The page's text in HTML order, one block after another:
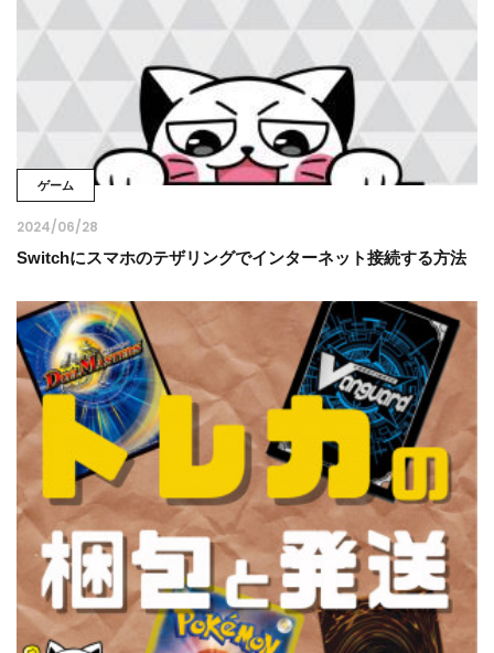
ゲーム
2024/06/28
Switchにスマホのテザリングでインターネット接続する方法